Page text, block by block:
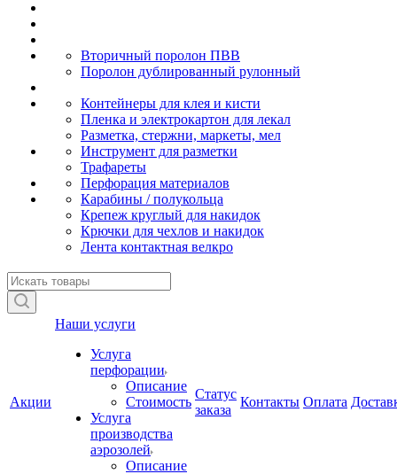
Вторичный поролон ПВВ
Поролон дублированный рулонный
Контейнеры для клея и кисти
Пленка и электрокартон для лекал
Разметка, стержни, маркеты, мел
Инструмент для разметки
Трафареты
Перфорация материалов
Карабины / полукольца
Крепеж круглый для накидок
Крючки для чехлов и накидок
Лента контактная велкро
Акции
Наши услуги
Услуга
перфорации
Описание
Стоимость
Услуга
производства
аэрозолей
Описание
Статус
заказа
Контакты Оплата